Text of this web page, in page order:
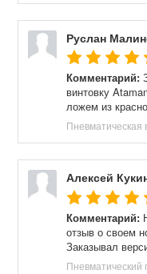
Руслан
Комментарий:
винтовку
ложем из
Алексей
Комментарий:
отзыв о своем
Заказывал